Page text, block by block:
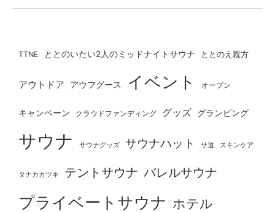
TTNE ととのいたい2人のミッドナイトサウナ ととのえ親方
アウトドア アウフグース イベント オープン
キャンペーン クラウドファンディング グッズ グランピング
サウナ サウナグッズ サウナハット サ道 スキンケア
タナカカツキ テントサウナ バレルサウナ
プライベートサウナ ホテル